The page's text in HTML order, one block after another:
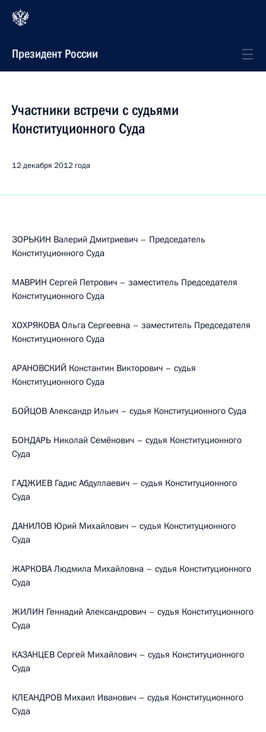
Президент России
Участники встречи с судьями
Конституционного Суда
12 декабря 2012 года
ЗОРЬКИН Валерий Дмитриевич – Председатель
Конституционного Суда
МАВРИН Сергей Петрович – заместитель Председателя
Конституционного Суда
ХОХРЯКОВА Ольга Сергеевна – заместитель Председателя
Конституционного Суда
АРАНОВСКИЙ Константин Викторович – судья
Конституционного Суда
БОЙЦОВ Александр Ильич – судья Конституционного Суда
БОНДАРЬ Николай Семёнович – судья Конституционного
Суда
ГАДЖИЕВ Гадис Абдуллаевич – судья Конституционного
Суда
ДАНИЛОВ Юрий Михайлович – судья Конституционного
Суда
ЖАРКОВА Людмила Михайловна – судья Конституционного
Суда
ЖИЛИН Геннадий Александрович – судья Конституционного
Суда
КАЗАНЦЕВ Сергей Михайлович – судья Конституционного
Суда
КЛЕАНДРОВ Михаил Иванович – судья Конституционного
Суда